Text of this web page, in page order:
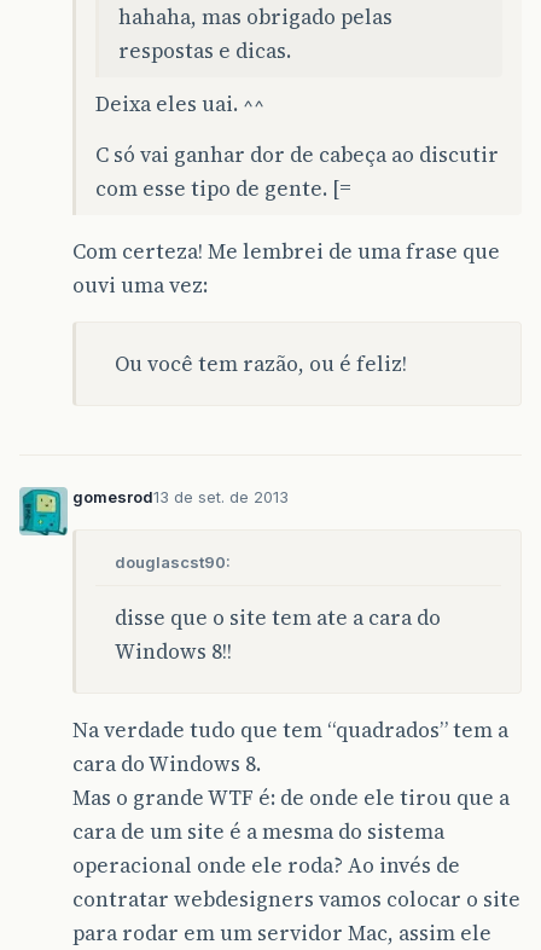
hahaha, mas obrigado pelas
respostas e dicas.
Deixa eles uai. ^^
C só vai ganhar dor de cabeça ao discutir
com esse tipo de gente. [=
Com certeza! Me lembrei de uma frase que
ouvi uma vez:
Ou você tem razão, ou é feliz!
gomesrod13 de set. de 2013
douglascst90:
disse que o site tem ate a cara do
Windows 8!!
Na verdade tudo que tem “quadrados” tem a
cara do Windows 8.
Mas o grande WTF é: de onde ele tirou que a
cara de um site é a mesma do sistema
operacional onde ele roda? Ao invés de
contratar webdesigners vamos colocar o site
para rodar em um servidor Mac, assim ele